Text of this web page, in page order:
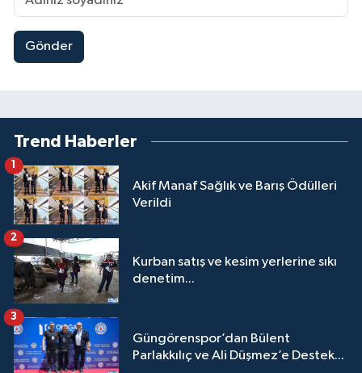
Gönder
Trend Haberler
Akif Manaf Sağlık ve Barış Ödülleri
Verildi
1
Kurban satış ve kesim yerlerine sıkı
denetim...
2
Güngörenspor’dan Bülent
Parlakkılıç ve Ali Düşmez’e Destek...
3